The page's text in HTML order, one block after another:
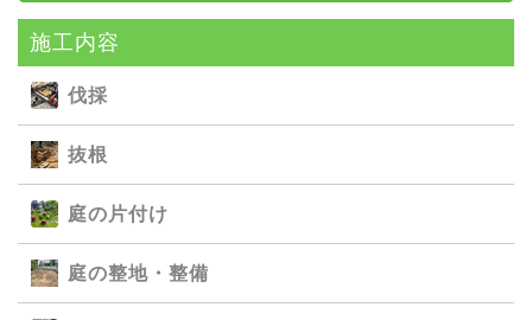
施⼯内容
伐採
抜根
庭の⽚付け
庭の整地・整備